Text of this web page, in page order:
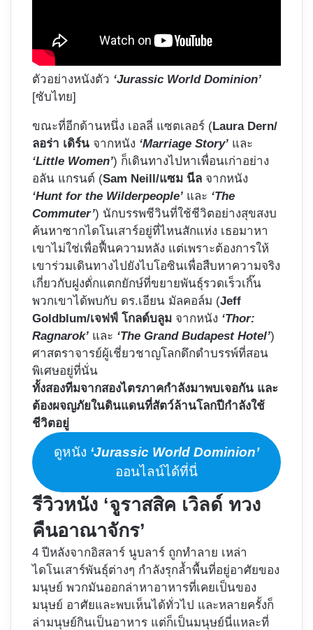
ตัวอย่างหนังตัว ‘Jurassic World Dominion’
[ซับไทย]
ขณะที่อีกด้านหนึ่ง เอลลี่ แซตเลอร์ (Laura Dern/
ลอร่า เดิร์น จากหนัง ‘Marriage Story’ และ
‘Little Women’) ก็เดินทางไปหาเพื่อนเก่าอย่าง
อลัน แกรนต์ (Sam Neill/แซม นีล จากหนัง
‘Hunt for the Wilderpeople’ และ ‘The
Commuter’) นักบรรพชีวินที่ใช้ชีวิตอย่างสุขสงบ
ค้นหาซากไดโนเสาร์อยู่ที่ไหนสักแห่ง เธอมาหา
เขาไม่ใช่เพื่อฟื้นความหลัง แต่เพราะต้องการให้
เขาร่วมเดินทางไปยังไบโอซินเพื่อสืบหาความจริง
เกี่ยวกับฝูงตัํกแตกยักษ์ที่ขยายพันธุ์รวดเร็วเกิ๊น
พวกเขาได้พบกับ ดร.เอียน มัลคอล์ม (Jeff
Goldblum/เจฟฟ์ โกลด์บลูม จากหนัง ‘Thor:
Ragnarok’ และ ‘The Grand Budapest Hotel’)
ศาสตราจารย์ผู้เชี่ยวชาญโลกดึกดำบรรพ์ที่สอน
พิเศษอยู่ที่นั่น
ทั้งสองทีมจากสองไตรภาคกำลังมาพบเจอกัน และ
ต้องผจญภัยในดินแดนที่สัตว์ล้านโลกปีกำลังใช้
ชีวิตอยู่
ดูหนัง ‘Jurassic World Dominion’
ออนไลน์ได้ที่นี่
รีวิวหนัง ‘จูราสสิค เวิลด์ ทวง
คืนอาณาจักร’
4 ปีหลังจากอิสลาร์ นูบลาร์ ถูกทำลาย เหล่า
ไดโนเสาร์พันธุ์ต่างๆ กำลังรุกล้ำพื้นที่อยู่อาศัยของ
มนุษย์ พวกมันออกล่าหาอาหารที่เคยเป็นของ
มนุษย์ อาศัยและพบเห็นได้ทั่วไป และหลายครั้งก็
ล่ามนุษย์กินเป็นอาหาร แต่ก็เป็นมนุษย์นี่แหละที่